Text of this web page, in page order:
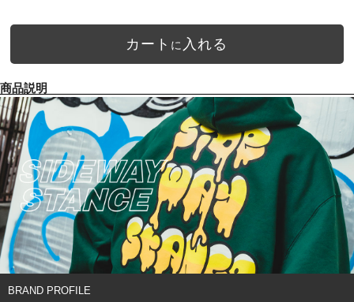
カート に 入れる
商品説明
BRAND PROFILE